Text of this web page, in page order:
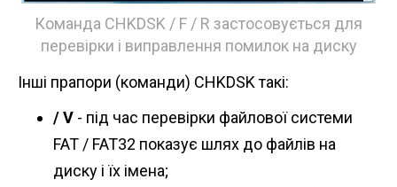
Команда CHKDSK / F / R застосовується для
перевірки і виправлення помилок на диску
Інші прапори (команди) CHKDSK такі:
/ V - під час перевірки файлової системи
FAT / FAT32 показує шлях до файлів на
диску і їх імена;